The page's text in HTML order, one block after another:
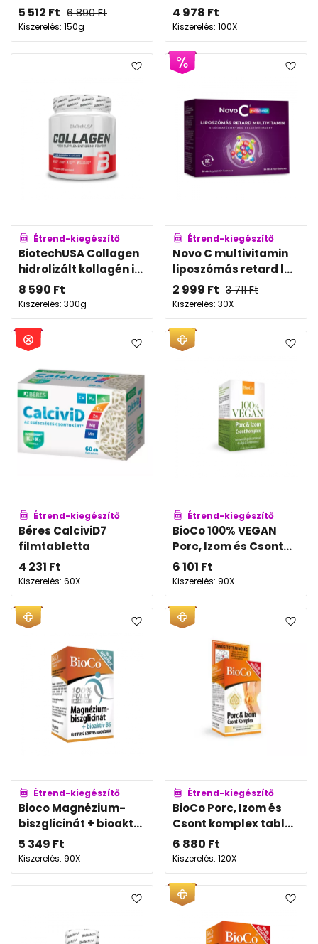
5 512 Ft 6 890Ft
Kiszerelés: 150g
4 978 Ft
Kiszerelés: 100X
Étrend-kiegészítő
BiotechUSA Collagen
hidrolizált kollagén i...
8 590 Ft
Kiszerelés: 300g
Étrend-kiegészítő
Novo C multivitamin
liposzómás retard l...
2 999 Ft 3 711Ft
Kiszerelés: 30X
Étrend-kiegészítő
Béres CalciviD7
filmtabletta
4 231 Ft
Kiszerelés: 60X
Étrend-kiegészítő
BioCo 100% VEGAN
Porc, Izom és Csont...
6 101 Ft
Kiszerelés: 90X
Étrend-kiegészítő
Bioco Magnézium-
biszglicinát + bioakt...
5 349 Ft
Kiszerelés: 90X
Étrend-kiegészítő
BioCo Porc, Izom és
Csont komplex tabl...
6 880 Ft
Kiszerelés: 120X